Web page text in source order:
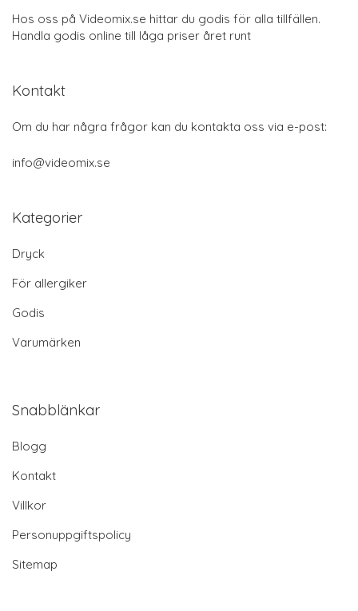
Hos oss på Videomix.se hittar du godis för alla tillfällen.
Handla godis online till låga priser året runt
Kontakt
Om du har några frågor kan du kontakta oss via e-post:
info@videomix.se
Kategorier
Dryck
För allergiker
Godis
Varumärken
Snabblänkar
Blogg
Kontakt
Villkor
Personuppgiftspolicy
Sitemap